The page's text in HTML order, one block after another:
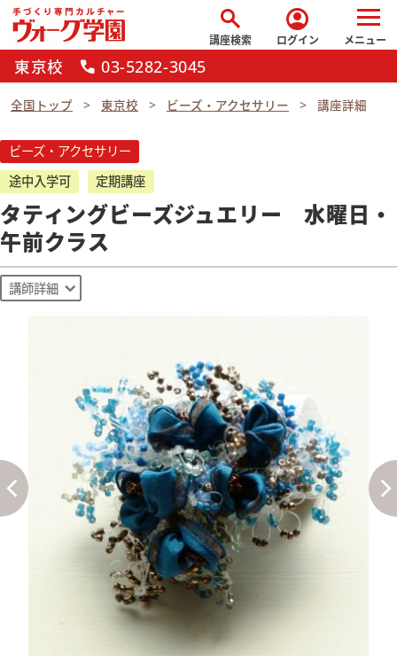
search
講座検索
account_circle
ログイン メニュー
東京校 call 03-5282-3045
全国トップ 東京校 ビーズ・アクセサリー 講座詳細
ビーズ・アクセサリー
途中入学可
定期講座
タティングビーズジュエリー 水曜日・
午前クラス
講師詳細